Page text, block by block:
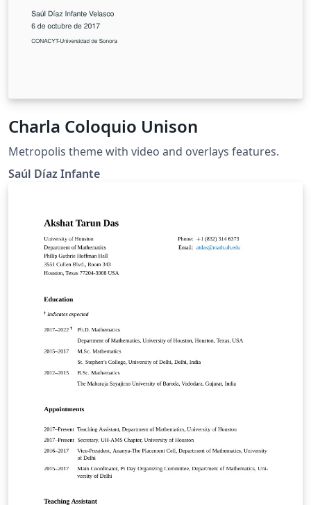
Charla Coloquio Unison
Metropolis theme with video and overlays features.
Saúl Díaz Infante